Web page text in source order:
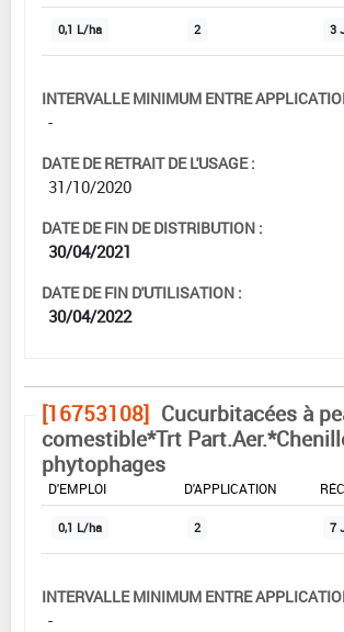
0,1 L/ha 2 3
INTERVALLE MINIMUM ENTRE
-
DATE DE RETRAIT DE L'USAGE :
31/10/2020
DATE DE FIN DE DISTRIBUTION :
30/04/2021
DATE DE FIN D'UTILISATION :
30/04/2022
[16753108] Cucurbitacées à
comestible*Trt
phytophages
DOSE MAX
D'EMPLOI
D'APPLICATION
0,1 L/ha 2 7
INTERVALLE MINIMUM ENTRE
-